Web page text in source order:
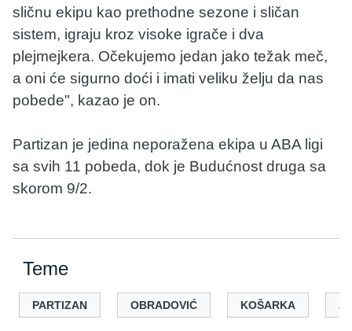
sličnu ekipu kao prethodne sezone i sličan
sistem, igraju kroz visoke igrače i dva
plejmejkera. Očekujemo jedan jako težak meč,
a oni će sigurno doći i imati veliku želju da nas
pobede", kazao je on.
Partizan je jedina neporažena ekipa u ABA ligi
sa svih 11 pobeda, dok je Budućnost druga sa
skorom 9/2.
Teme
PARTIZAN OBRADOVIĆ KOŠARKA